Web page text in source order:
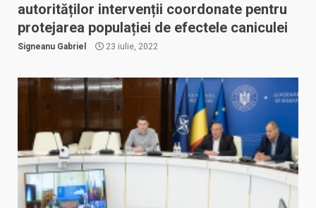
autorităților intervenții coordonate pentru
protejarea populației de efectele caniculei
Signeanu Gabriel 23 iulie, 2022